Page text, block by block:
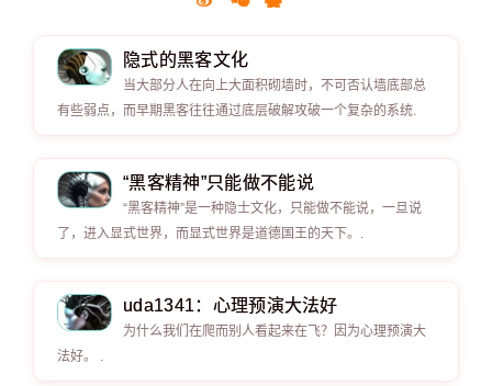
隐式的黑客文化
当大部分人在向上大面积砌墙时，不可否认墙底部总
有些弱点，而早期黑客往往通过底层破解攻破一个复杂的系统.
“黑客精神”只能做不能说
“黑客精神”是一种隐士文化，只能做不能说，一旦说
了，进入显式世界，而显式世界是道德国王的天下。.
uda1341：心理预演大法好
为什么我们在爬而别人看起来在飞？因为心理预演大
法好。 .